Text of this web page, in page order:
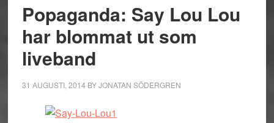
Popaganda: Say Lou Lou
har blommat ut som
liveband
31 AUGUSTI, 2014 BYJONATAN SÖDERGREN